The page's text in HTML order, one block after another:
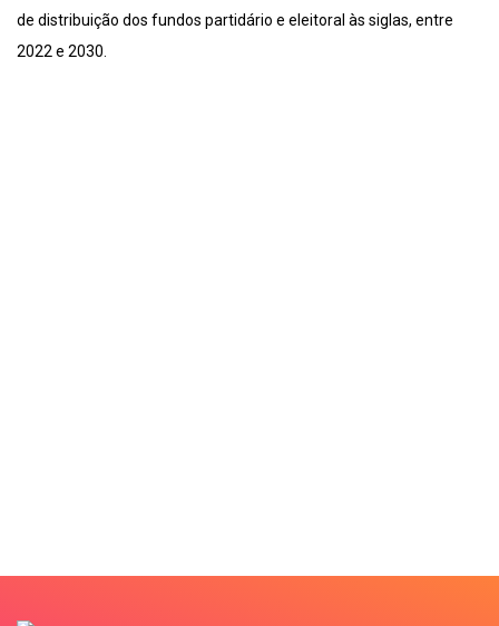
de distribuição dos fundos partidário e eleitoral às siglas, entre
2022 e 2030.